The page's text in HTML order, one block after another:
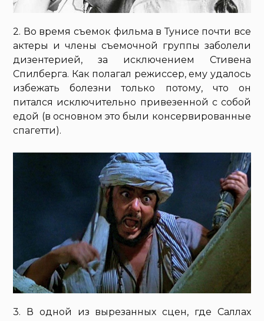
2. Во время съемок фильма в Тунисе почти все
актеры и члены съемочной группы заболели
дизентерией, за исключением Стивена
Спилберга. Как полагал режиссер, ему удалось
избежать болезни только потому, что он
питался исключительно привезенной с собой
едой (в основном это были консервированные
спагетти).
3. В одной из вырезанных сцен, где Саллах